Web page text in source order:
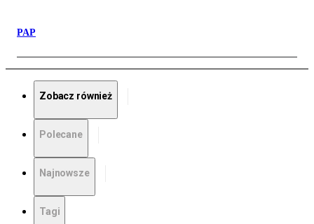
PAP
Zobacz również
Polecane
Najnowsze
Tagi